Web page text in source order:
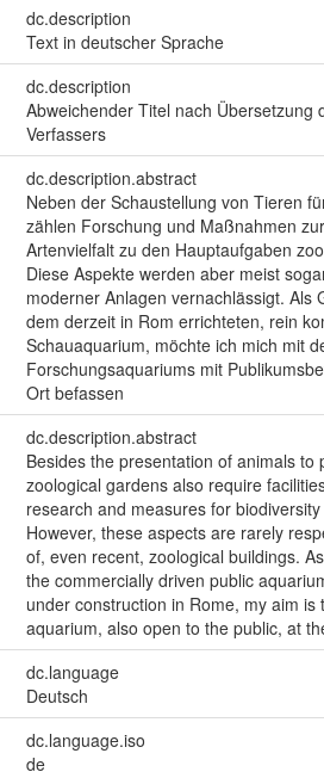
dc.description
Text in deutscher Sprache
dc.description
Abweichender Titel nach Übersetzung
Verfassers
dc.description.abstract
Neben der Schaustellung von Tieren
zählen Forschung und Maßnahmen
Artenvielfalt zu den Hauptaufgaben
Diese Aspekte werden aber meist
moderner Anlagen vernachlässigt. Als
dem derzeit in Rom errichteten, rein
Schauaquarium, möchte ich mich mit
Forschungsaquariums mit
Ort befassen
dc.description.abstract
Besides the presentation of animals to
zoological gardens also require
research and measures for
However, these aspects are rarely
of, even recent, zoological buildings.
the commercially driven public
under construction in Rome, my aim is
aquarium, also open to the public, at
dc.language
Deutsch
dc.language.iso
de